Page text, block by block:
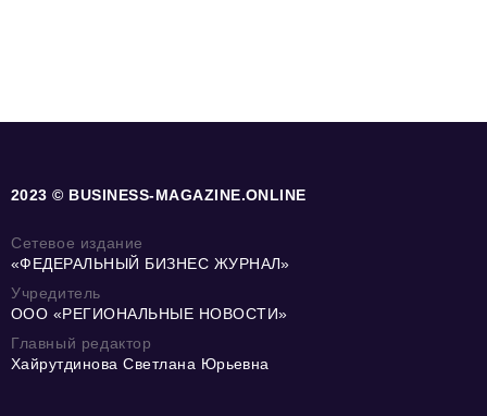
2023 © BUSINESS-MAGAZINE.ONLINE
Сетевое издание
«ФЕДЕРАЛЬНЫЙ БИЗНЕС ЖУРНАЛ»
Учредитель
ООО «РЕГИОНАЛЬНЫЕ НОВОСТИ»
Главный редактор
Хайрутдинова Светлана Юрьевна